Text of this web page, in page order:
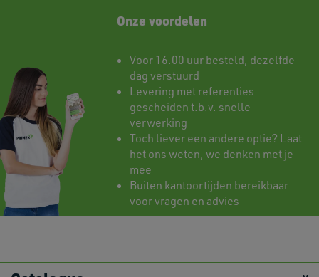
Onze voordelen
Voor 16.00 uur besteld, dezelfde
dag verstuurd
Levering met referenties
gescheiden t.b.v. snelle
verwerking
Toch liever een andere optie? Laat
het ons weten, we denken met je
mee
Buiten kantoortijden bereikbaar
voor vragen en advies